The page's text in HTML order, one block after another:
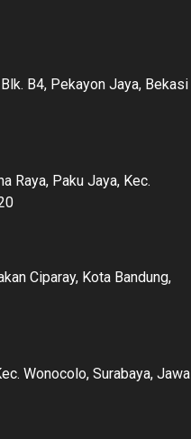
B4, Pekayon Jaya, Bekasi
Raya, Paku Jaya, Kec.
Ciparay, Kota Bandung,
Wonocolo, Surabaya, Jawa